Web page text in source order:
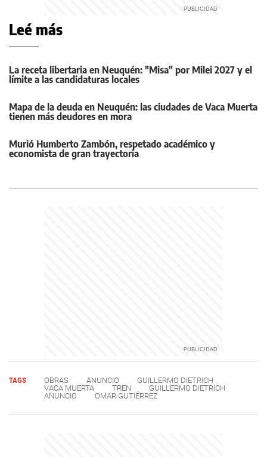
Leé más
La receta libertaria en Neuquén: "Misa" por Milei 2027 y el
límite a las candidaturas locales
Mapa de la deuda en Neuquén: las ciudades de Vaca Muerta
tienen más deudores en mora
Murió Humberto Zambón, respetado académico y
economista de gran trayectoria
TAGS OBRAS ANUNCIO
GUILLERMO DIETRICH
VACA MUERTA
TREN
GUILLERMO DIETRICH
ANUNCIO
OMAR GUTIÉRREZ